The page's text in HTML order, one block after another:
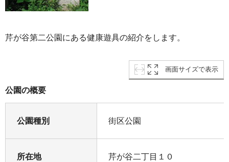
芹が谷第二公園にある健康遊具の紹介をします。
画面サイズで表示
公園の概要
公園種別 街区公園
所在地 芹が谷二丁目１０